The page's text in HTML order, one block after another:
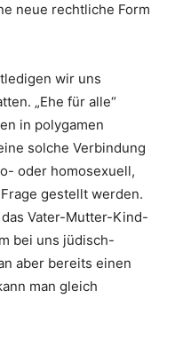
neue rechtliche Form
wir uns
„Ehe für alle“
in polygamen
solche Verbindung
oder homosexuell,
gestellt werden.
Vater-Mutter-Kind-
bei uns jüdisch-
aber bereits einen
man gleich